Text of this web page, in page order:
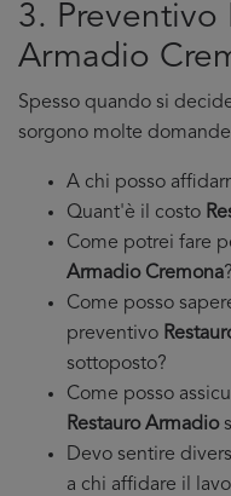
3. Preventivo
Armadio
Spesso quando si
sorgono molte
A chi posso
Quant'è il costo
Come potrei fare
Armadio Cremona?
Come posso
preventivo
sottoposto?
Come posso
Restauro Armadio
Devo sentire
a chi affidare il